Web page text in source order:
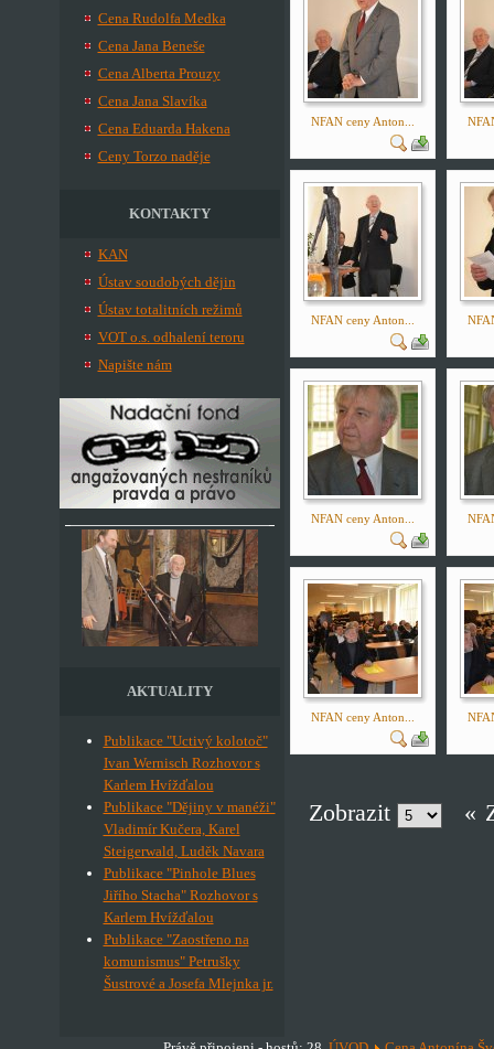
Cena Rudolfa Medka
Cena Jana Beneše
Cena Alberta Prouzy
Cena Jana Slavíka
Cena Eduarda Hakena
Ceny Torzo naděje
KONTAKTY
KAN
Ústav soudobých dějin
Ústav totalitních režimů
VOT o.s. odhalení teroru
Napište nám
AKTUALITY
Publikace "Uctivý kolotoč"
Ivan Wernisch Rozhovor s
Karlem Hvížďalou
Publikace "Dějiny v manéži"
Vladimír Kučera, Karel
Steigerwald, Luděk Navara
Publikace "Pinhole Blues
Jiřího Stacha" Rozhovor s
Karlem Hvížďalou
Publikace "Zaostřeno na
komunismus" Petrušky
Šustrové a Josefa Mlejnka jr.
NFAN ceny Anton...
NFAN ceny Anton...
NFAN ceny Anton...
NFAN ceny Anton...
Zobrazit «